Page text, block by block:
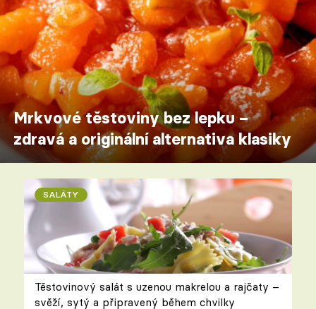
Mrkvové těstoviny bez lepku –
zdravá a originální alternativa klasiky
SALÁTY
Těstovinový salát s uzenou makrelou a rajčaty –
svěží, sytý a připravený během chvilky